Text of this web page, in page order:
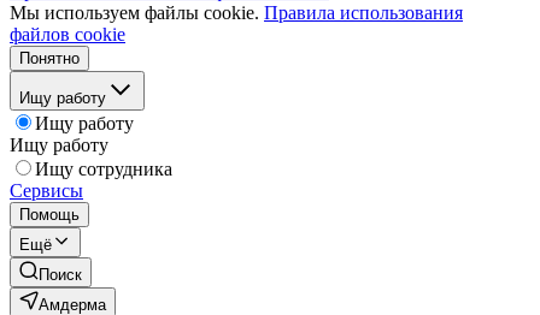
Мы используем файлы cookie. Правила использования
файлов cookie
Понятно
Ищу работу
Ищу работу
Ищу работу
Ищу сотрудника
Сервисы
Помощь
Ещё
Поиск
Амдерма